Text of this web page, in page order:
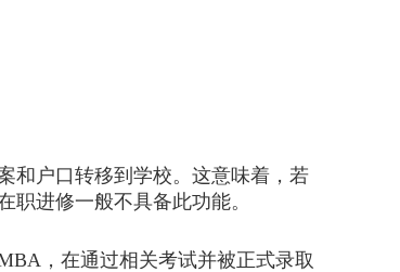
户口转移到学校。这意味着，若
进修一般不具备此功能。
，在通过相关考试并被正式录取